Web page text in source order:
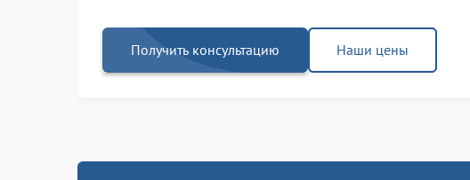
Получить консультацию Наши цены